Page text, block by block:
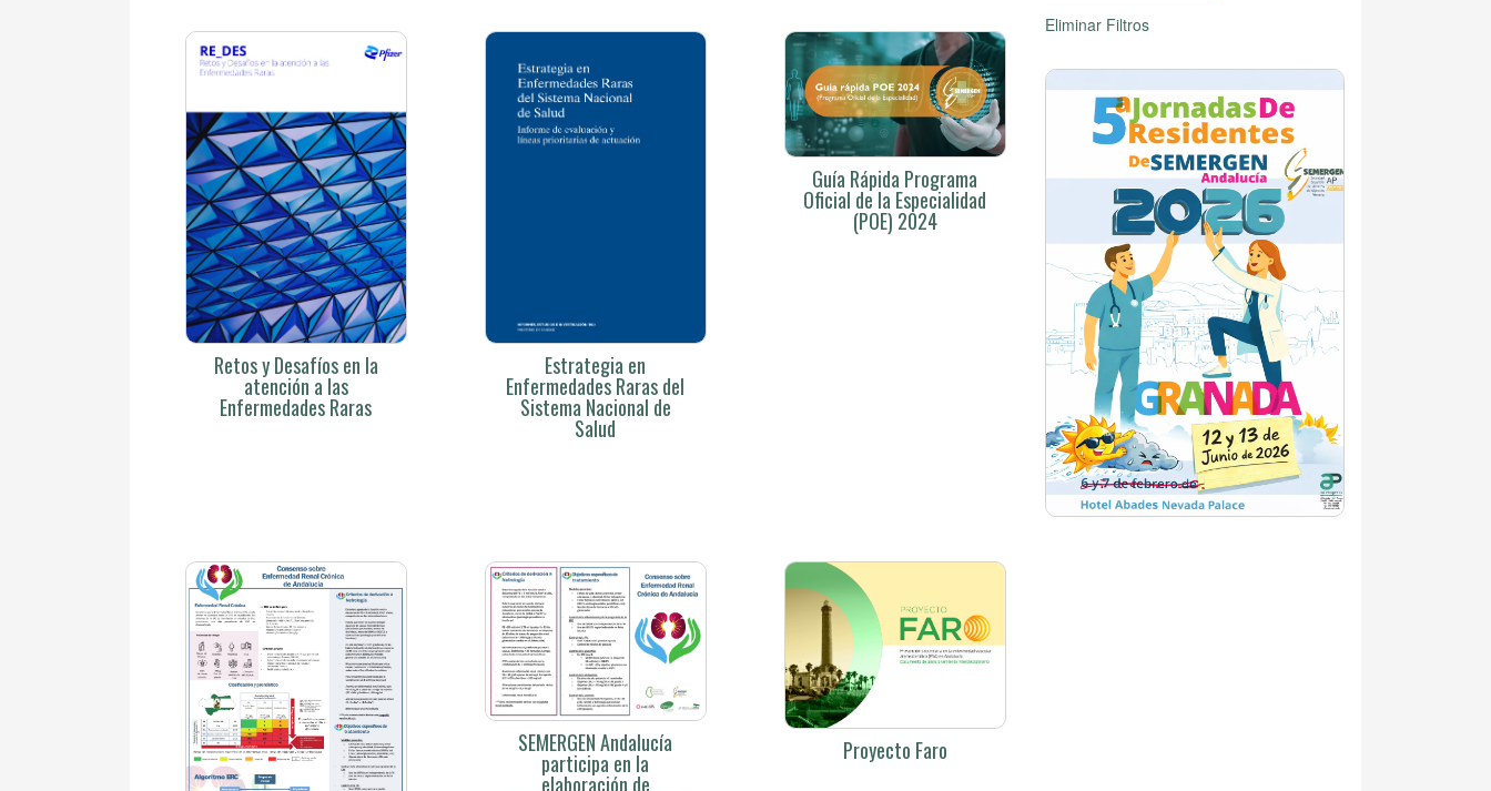
Retos y Desafíos en la
atención a las
Enfermedades Raras
Estrategia en
Enfermedades Raras del
Sistema Nacional de
Salud
Guía Rápida Programa
Oficial de la Especialidad
(POE) 2024
SEMERGEN Andalucía
participa en la
elaboración de
Proyecto Faro
Eliminar Filtros